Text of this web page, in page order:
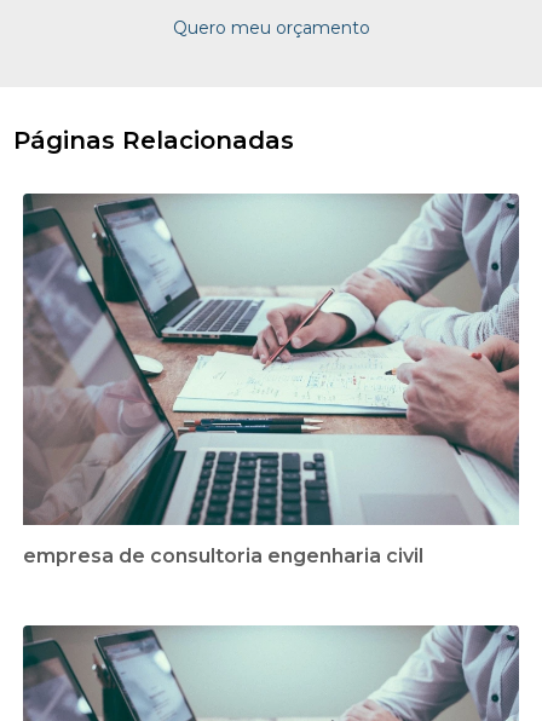
Quero meu orçamento
Páginas Relacionadas
empresa de consultoria engenharia civil